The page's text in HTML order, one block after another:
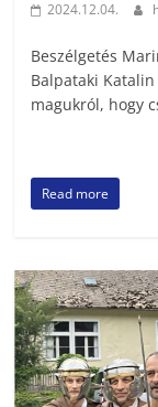
2024.12.04.
Beszélgetés
Balpataki
magukról, hogy
Read more